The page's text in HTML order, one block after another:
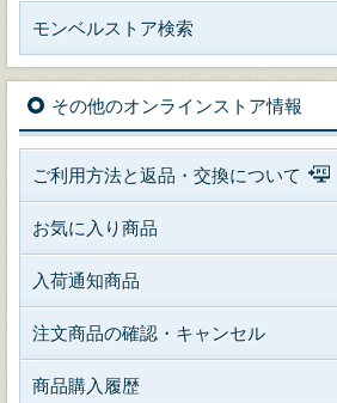
モンベルストア検索
その他のオンラインストア情報
ご利用方法と返品・交換について
お気に入り商品
入荷通知商品
注文商品の確認・キャンセル
商品購入履歴